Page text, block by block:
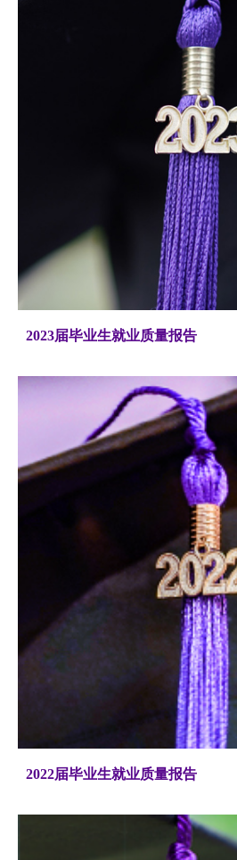
2023届毕业生就业质量报告
2022届毕业生就业质量报告